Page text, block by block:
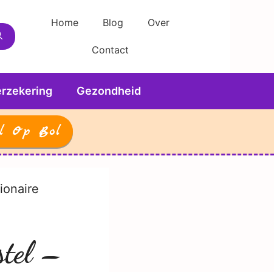
Home Blog Over
Contact
Gezondheid
Op Bol
–